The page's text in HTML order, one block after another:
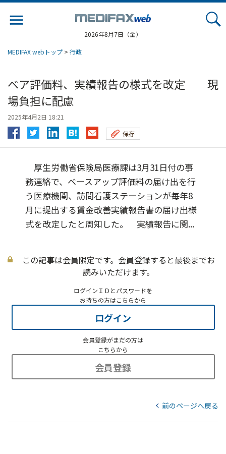
2026年8月7日（金）
MEDIFAX webトップ > 行政
ベア評価料、実績報告の様式を改定 現
場負担に配慮
2025年4月2日 18:21
保存
厚生労働省保険局医療課は3月31日付の事
務連絡で、ベースアップ評価料の届け出を行
う医療機関、訪問看護ステーションが毎年8
月に提出する賃金改善実績報告書の届け出様
式を改定したと周知した。 実績報告に関...
この記事は会員限定です。会員登録すると最後までお
読みいただけます。
ログインＩＤとパスワードを
お持ちの方はこちらから
ログイン
会員登録がまだの方は
こちらから
会員登録
前のページへ戻る